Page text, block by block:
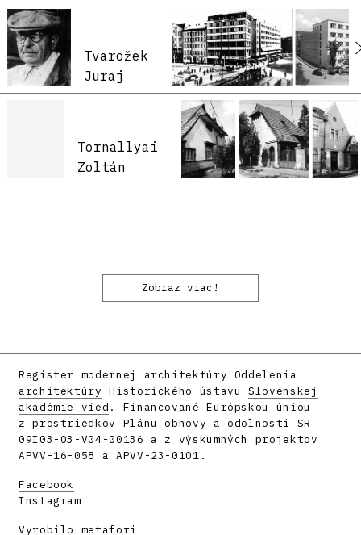
Tvarožek
Juraj
Tornallyai
Zoltán
Zobraz viac!
Register modernej architektúry Oddelenia
architektúry Historického ústavuSlovenskej
akadémie vied . Financované Európskou úniou
z prostriedkov Plánu obnovy a odolnosti SR
09I03-03-V04-00136 a z výskumných projektov
APVV-16-058 a APVV-23-0101.
Facebook
Instagram
Vyrobilo metafori